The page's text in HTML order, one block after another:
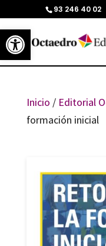
Abrir barra de
93 246 40 02
Inicio / Editorial
formación inicial